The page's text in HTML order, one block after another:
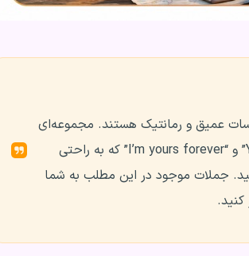
عمیق و رمانتیک هستند. مجموعه‌ای
از جملات کوتاه، شیرین و تأثیرگذار مثل “You stole my heart” و “I’m yours forever” که به راحتی
جملات موجود در این مطلب به شما